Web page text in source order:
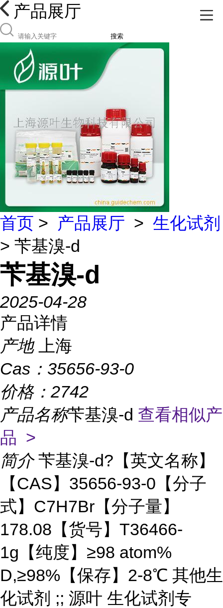
产品展厅
搜索
首页 > 产品展厅 > 生化试剂
> 苄基溴-d
苄基溴-d
2025-04-28
产品详情
产地
上海
Cas： 35656-93-0
价格： 2742
产品名称苄基溴-d 查看相似产
品 >
简介 苄基溴-d?【英文名称】
【CAS】35656-93-0【分子
式】C7H7Br【分子量】
178.08【货号】T36466-
1g【纯度】≥98 atom%
D,≥98%【保存】2-8℃ 其他生
化试剂 ;; 源叶 生化试剂专